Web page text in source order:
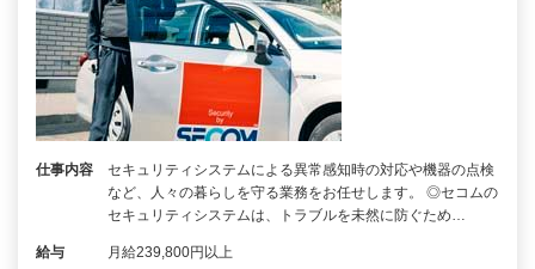
仕事内容
セキュリティシステムによる異常感知時の対応や機器の点検
など、人々の暮らしを守る業務をお任せします。 ◎セコムの
セキュリティシステムは、トラブルを未然に防ぐため…
給与 月給239,800円以上